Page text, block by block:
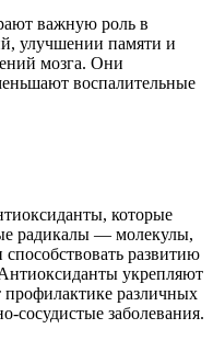
важную роль в
улучшении памяти и
мозга. Они
воспалительные
которые
радикалы — молекулы,
развитию
укрепляют
различных
сосудистые заболевания.